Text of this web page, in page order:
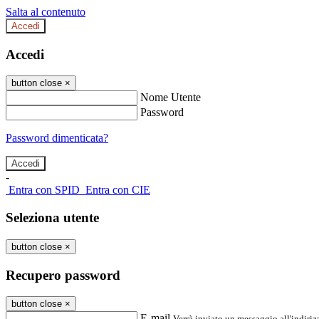
Salta al contenuto
Accedi
Accedi
button close ×
Nome Utente
Password
Password dimenticata?
-
Entra con SPID Entra con CIE
Seleziona utente
button close ×
Recupero password
button close ×